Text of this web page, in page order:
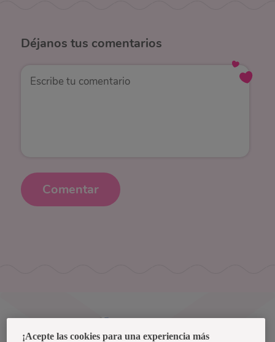
Déjanos tus comentarios
Comentar
¡Acepte las cookies para una experiencia más